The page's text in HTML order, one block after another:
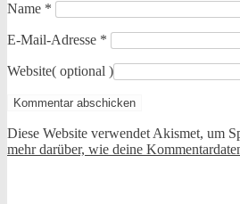
Name *
E-Mail-Adresse *
Website( optional )
Diese Website verwendet Akismet, um
mehr darüber, wie deine